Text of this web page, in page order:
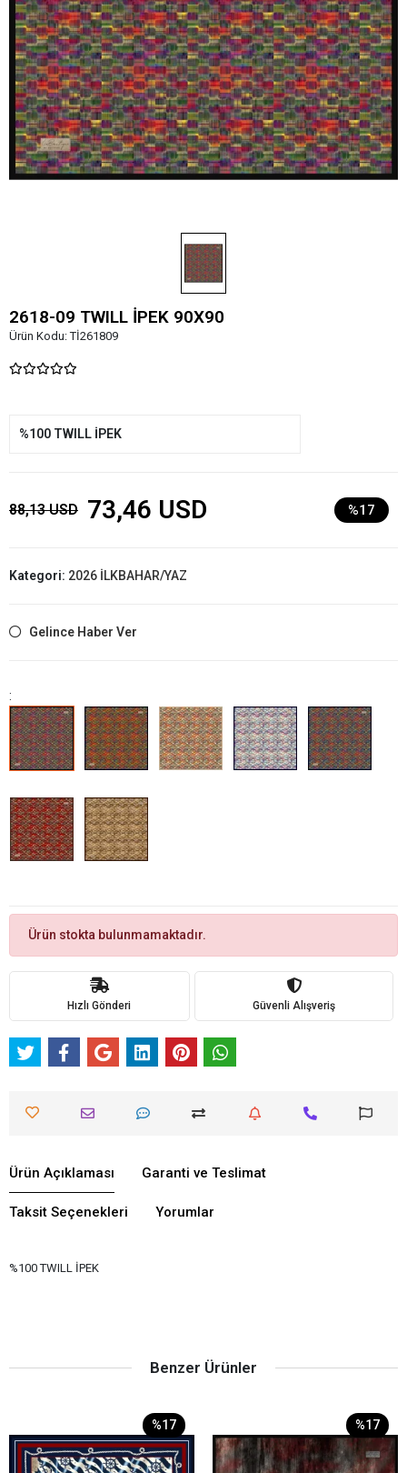
2618-09 TWILL İPEK 90X90
Ürün Kodu:Tİ261809
%100 TWILL İPEK
88,13 USD 73,46 USD %17
Kategori: 2026 İLKBAHAR/YAZ
Gelince Haber Ver
:
Ürün stokta bulunmamaktadır.
Hızlı Gönderi Güvenli Alışveriş
Ürün Açıklaması Garanti ve Teslimat
Taksit Seçenekleri Yorumlar
%100 TWILL İPEK
Benzer Ürünler
%17 %17